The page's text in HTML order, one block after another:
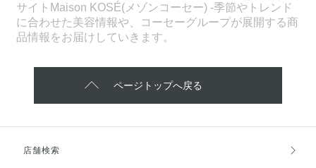
サイトMaison KOSÉ(メゾンコーセー) -季節やトレンド
に合わせた美容情報や、コーセーグループが展開する商
品情報をお届けしていきます。
ページトップへ戻る
店舗検索